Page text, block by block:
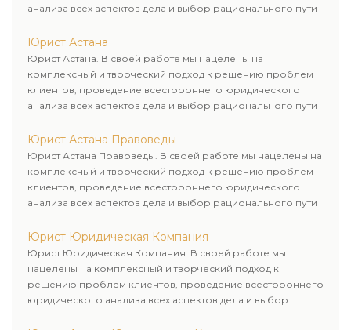
анализа всех аспектов дела и выбор рационального пути
Юрист Астана
Юрист Астана. В своей работе мы нацелены на
комплексный и творческий подход к решению проблем
клиентов, проведение всестороннего юридического
анализа всех аспектов дела и выбор рационального пути
Юрист Астана Правоведы
Юрист Астана Правоведы. В своей работе мы нацелены на
комплексный и творческий подход к решению проблем
клиентов, проведение всестороннего юридического
анализа всех аспектов дела и выбор рационального пути
Юрист Юридическая Компания
Юрист Юридическая Компания. В своей работе мы
нацелены на комплексный и творческий подход к
решению проблем клиентов, проведение всестороннего
юридического анализа всех аспектов дела и выбор